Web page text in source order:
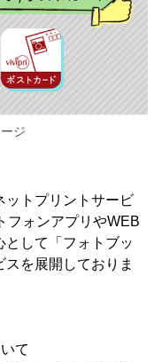
ジ
ットプリントサービ
フォンアプリやWEB
して「フォトブッ
を展開しておりま
て